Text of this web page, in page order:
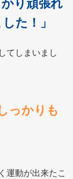
り頑張れ
た！」
てしまいまし
っかりも
運動が出来たこ